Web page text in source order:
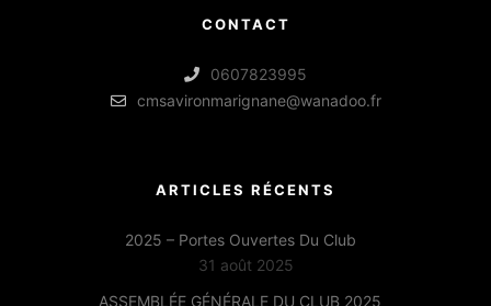
CONTACT
0607823995
cmsavironmarignane@wanadoo.fr
ARTICLES RÉCENTS
2025 – Portes Ouvertes Du Club
31 août 2025
ASSEMBLÉE GÉNÉRALE DU CLUB 2025